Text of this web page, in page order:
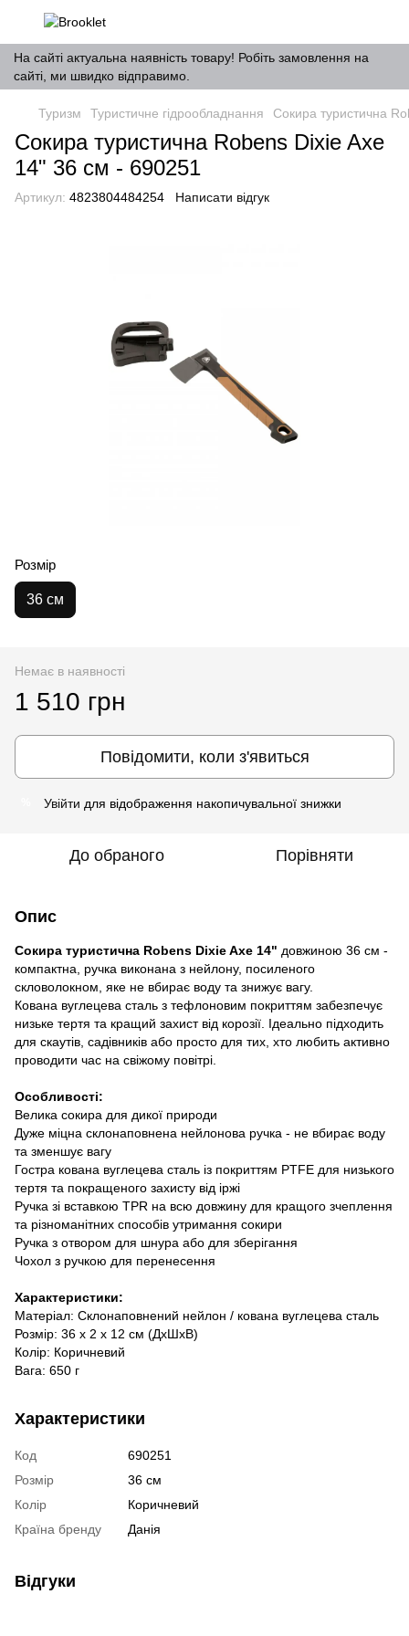
На сайті актуальна наявність товару! Робіть замовлення на
сайті, ми швидко відправимо.
Туризм Туристичне гідрообладнання Сокира туристична
Сокира туристична Robens Dixie Axe
14" 36 см - 690251
Артикул: 4823804484254 Написати відгук
Розмір
36 см
Немає в наявності
1 510 грн
Повідомити, коли з'явиться
Увійти для відображення накопичувальної знижки
До обраного Порівняти
Опис
Сокира туристична Robens Dixie Axe 14" довжиною 36 см -
компактна, ручка виконана з нейлону, посиленого
скловолокном, яке не вбирає воду та знижує вагу.
Кована вуглецева сталь з тефлоновим покриттям забезпечує
низьке тертя та кращий захист від корозії. Ідеально підходить
для скаутів, садівників або просто для тих, хто любить активно
проводити час на свіжому повітрі.
Особливості:
Велика сокира для дикої природи
Дуже міцна склонаповнена нейлонова ручка - не вбирає воду
та зменшує вагу
Гостра кована вуглецева сталь із покриттям PTFE для низького
тертя та покращеного захисту від іржі
Ручка зі вставкою TPR на всю довжину для кращого зчеплення
та різноманітних способів утримання сокири
Ручка з отвором для шнура або для зберігання
Чохол з ручкою для перенесення
Характеристики:
Матеріал: Склонаповнений нейлон / кована вуглецева сталь
Розмір: 36 x 2 x 12 см (ДxШxВ)
Колір: Коричневий
Вага: 650 г
Характеристики
Код
690251
Розмір
36 см
Колір
Коричневий
Країна бренду
Данія
Відгуки